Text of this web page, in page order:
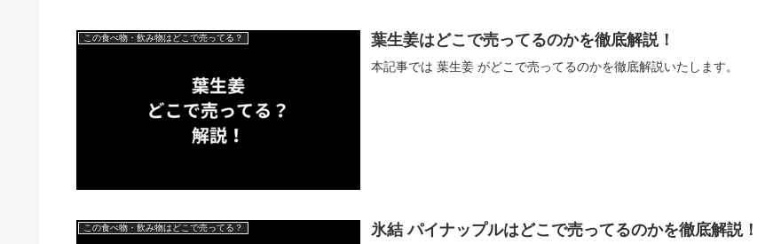
この食べ物・飲み物はどこで売ってる？ 葉生姜はどこで売ってるのかを徹底解説！
本記事では 葉生姜 がどこで売ってるのかを徹底解説いたします。
この食べ物・飲み物はどこで売ってる？ 氷結 パイナップルはどこで売ってるのかを徹底解説！